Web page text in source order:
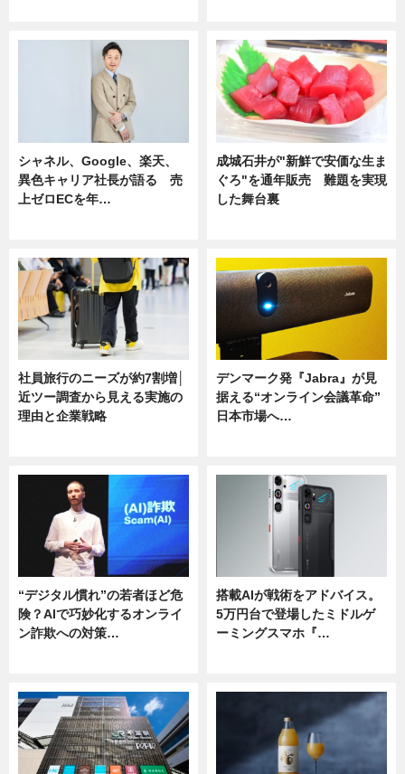
シャネル、Google、楽天、
異色キャリア社長が語る 売
上ゼロECを年…
成城石井が"新鮮で安価な生ま
ぐろ"を通年販売 難題を実現
した舞台裏
社員旅行のニーズが約7割増│
近ツー調査から見える実施の
理由と企業戦略
デンマーク発『Jabra』が見
据える“オンライン会議革命”
日本市場へ…
“デジタル慣れ”の若者ほど危
険？AIで巧妙化するオンライ
ン詐欺への対策…
搭載AIが戦術をアドバイス。
5万円台で登場したミドルゲ
ーミングスマホ『…